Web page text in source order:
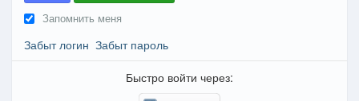
Запомнить меня
Забыт логин Забыт пароль
Быстро войти через: